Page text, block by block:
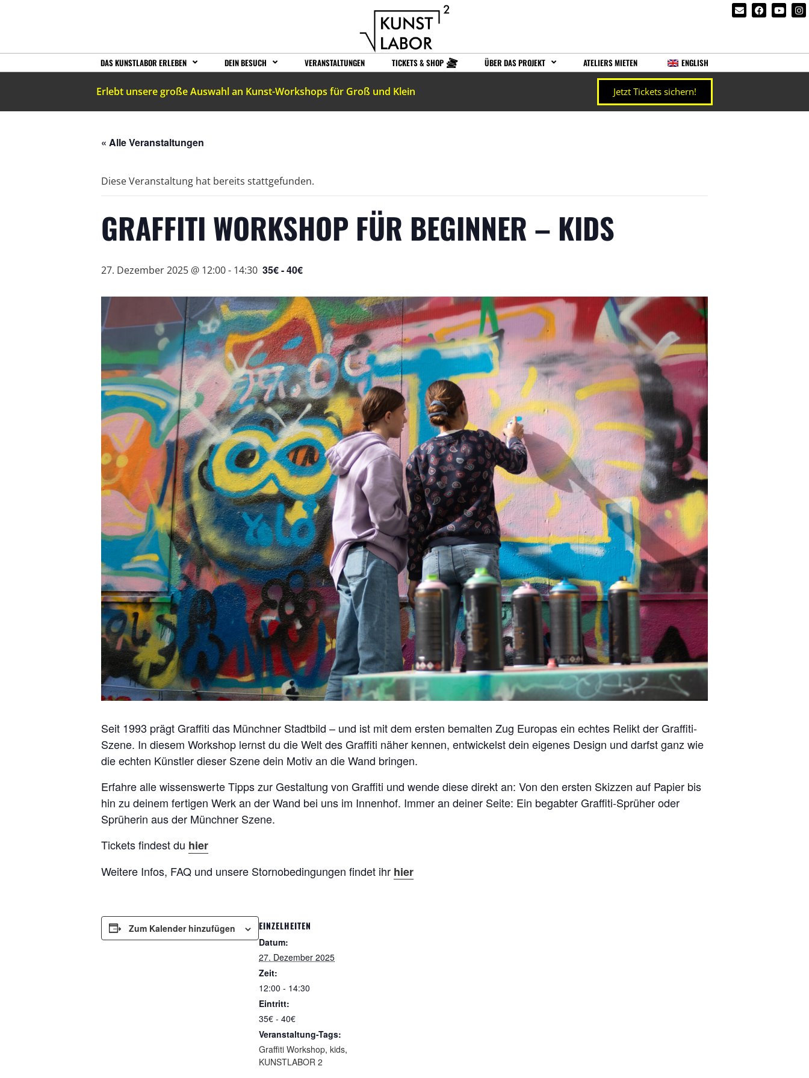
DAS KUNSTLABOR ERLEBEN DEIN BESUCH VERANSTALTUNGEN TICKETS & SHOP ÜBER DAS PROJEKT ATELIERS MIETEN ENGLISH
Erlebt unsere große Auswahl an Kunst-Workshops für Groß und Klein Jetzt Tickets sichern!
« Alle Veranstaltungen
Diese Veranstaltung hat bereits stattgefunden.
GRAFFITI WORKSHOP FÜR BEGINNER – KIDS
27. Dezember 2025 @ 12:00- 14:30 35€ - 40€
Seit 1993 prägt Graffiti das Münchner Stadtbild – und ist mit dem ersten bemalten Zug Europas ein echtes Relikt der Graffiti-
Szene. In diesem Workshop lernst du die Welt des Graffiti näher kennen, entwickelst dein eigenes Design und darfst ganz wie
die echten Künstler dieser Szene dein Motiv an die Wand bringen.
Erfahre alle wissenswerte Tipps zur Gestaltung von Graffiti und wende diese direkt an: Von den ersten Skizzen auf Papier bis
hin zu deinem fertigen Werk an der Wand bei uns im Innenhof. Immer an deiner Seite: Ein begabter Graffiti-Sprüher oder
Sprüherin aus der Münchner Szene.
Tickets findest du hier
Weitere Infos, FAQ und unsere Stornobedingungen findet ihr hier
Zum Kalender hinzufügen EINZELHEITEN
Datum:
27. Dezember 2025
Zeit:
12:00 - 14:30
Eintritt:
35€ - 40€
Veranstaltung-Tags:
Graffiti Workshop, kids,
KUNSTLABOR 2